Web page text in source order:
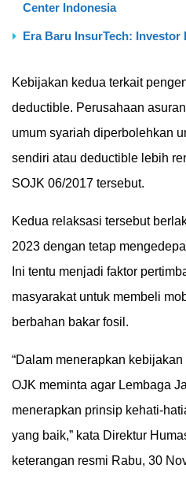
Center Indonesia
Era Baru InsurTech: Investor
Kebijakan kedua terkait
deductible. Perusahaan
umum syariah diperbolehkan
sendiri atau deductible lebih
SOJK 06/2017 tersebut.
Kedua relaksasi tersebut
2023 dengan tetap
Ini tentu menjadi faktor
masyarakat untuk membeli
berbahan bakar fosil.
“Dalam menerapkan
OJK meminta agar Lembaga
menerapkan prinsip kehati-
yang baik,” kata Direktur
keterangan resmi Rabu, 30